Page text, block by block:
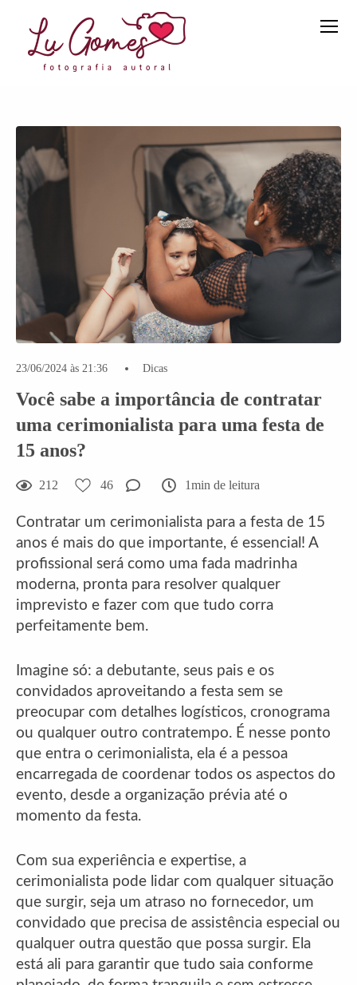
23/06/2024 às 21:36 Dicas
Você sabe a importância de contratar
uma cerimonialista para uma festa de
15 anos?
212 46 1min de leitura
Contratar um cerimonialista para a festa de 15
anos é mais do que importante, é essencial! A
profissional será como uma fada madrinha
moderna, pronta para resolver qualquer
imprevisto e fazer com que tudo corra
perfeitamente bem.
Imagine só: a debutante, seus pais e os
convidados aproveitando a festa sem se
preocupar com detalhes logísticos, cronograma
ou qualquer outro contratempo. É nesse ponto
que entra o cerimonialista, ela é a pessoa
encarregada de coordenar todos os aspectos do
evento, desde a organização prévia até o
momento da festa.
Com sua experiência e expertise, a
cerimonialista pode lidar com qualquer situação
que surgir, seja um atraso no fornecedor, um
convidado que precisa de assistência especial ou
qualquer outra questão que possa surgir. Ela
está ali para garantir que tudo saia conforme